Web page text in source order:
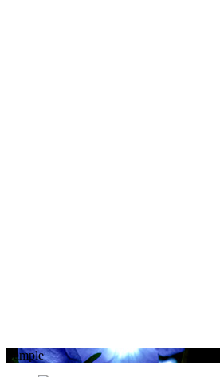
Sample